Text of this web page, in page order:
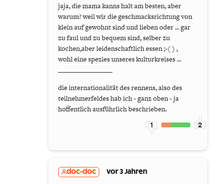
jaja, die mama kanns halt am besten, aber
warum? weil wir die geschmacksrichtung von
klein auf gewohnt sind und lieben oder ... gar
zu faul und zu bequem sind, selber zu
kochen,aber leidenschaftlich essen ;-( ) ,
wohl eine spezies unseres kulturkreises ...
die internationalität des rennens, also des
teilnehmerfeldes hab ich - ganz oben - ja
hoffentlich ausführlich beschrieben.
1 2
doc-doc vor 3 Jahren